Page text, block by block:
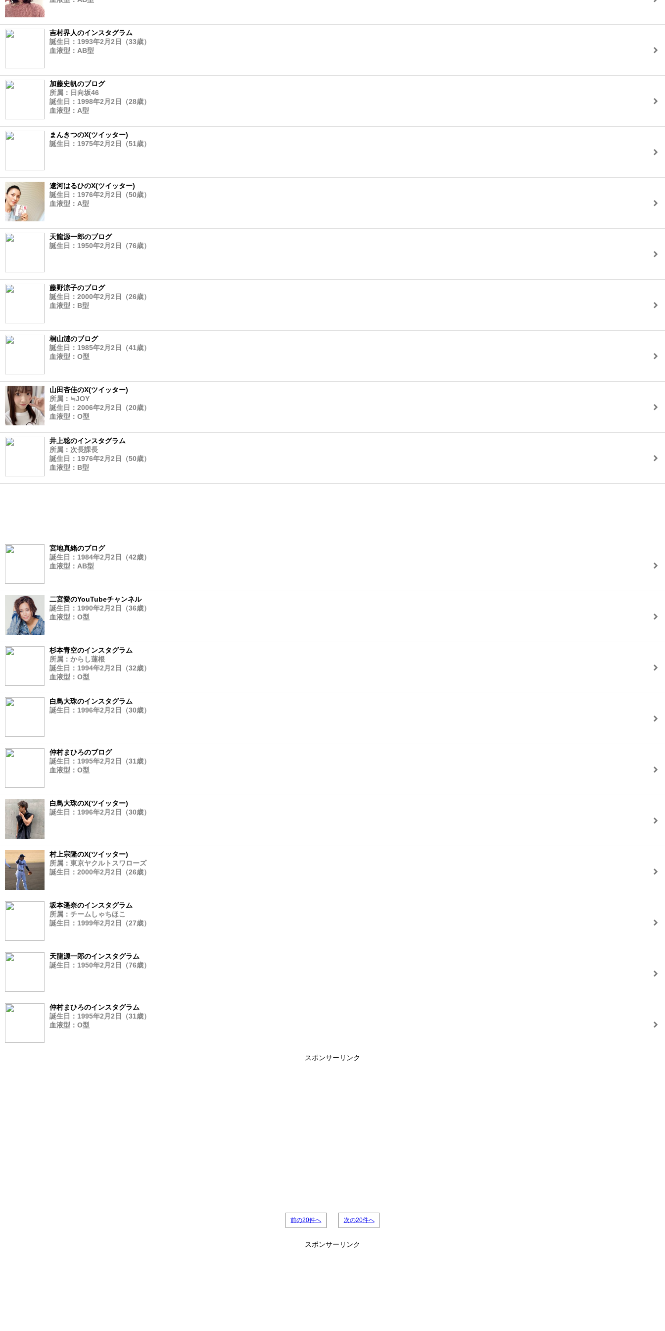
吉村界人のインスタグラム
誕生日：1993年2月2日（33歳）
血液型：AB型
加藤史帆のブログ
所属：日向坂46
誕生日：1998年2月2日（28歳）
血液型：A型
まんきつのX(ツイッター)
誕生日：1975年2月2日（51歳）
遼河はるひのX(ツイッター)
誕生日：1976年2月2日（50歳）
血液型：A型
天龍源一郎のブログ
誕生日：1950年2月2日（76歳）
藤野涼子のブログ
誕生日：2000年2月2日（26歳）
血液型：B型
桐山漣のブログ
誕生日：1985年2月2日（41歳）
血液型：O型
山田杏佳のX(ツイッター)
所属：≒JOY
誕生日：2006年2月2日（20歳）
血液型：O型
井上聡のインスタグラム
所属：次長課長
誕生日：1976年2月2日（50歳）
血液型：B型
宮地真緒のブログ
誕生日：1984年2月2日（42歳）
血液型：AB型
二宮愛のYouTubeチャンネル
誕生日：1990年2月2日（36歳）
血液型：O型
杉本青空のインスタグラム
所属：からし蓮根
誕生日：1994年2月2日（32歳）
血液型：O型
白鳥大珠のインスタグラム
誕生日：1996年2月2日（30歳）
仲村まひろのブログ
誕生日：1995年2月2日（31歳）
血液型：O型
白鳥大珠のX(ツイッター)
誕生日：1996年2月2日（30歳）
村上宗隆のX(ツイッター)
所属：東京ヤクルトスワローズ
誕生日：2000年2月2日（26歳）
坂本遥奈のインスタグラム
所属：チームしゃちほこ
誕生日：1999年2月2日（27歳）
天龍源一郎のインスタグラム
誕生日：1950年2月2日（76歳）
仲村まひろのインスタグラム
誕生日：1995年2月2日（31歳）
血液型：O型
スポンサーリンク
前の20件へ 次の20件へ
スポンサーリンク